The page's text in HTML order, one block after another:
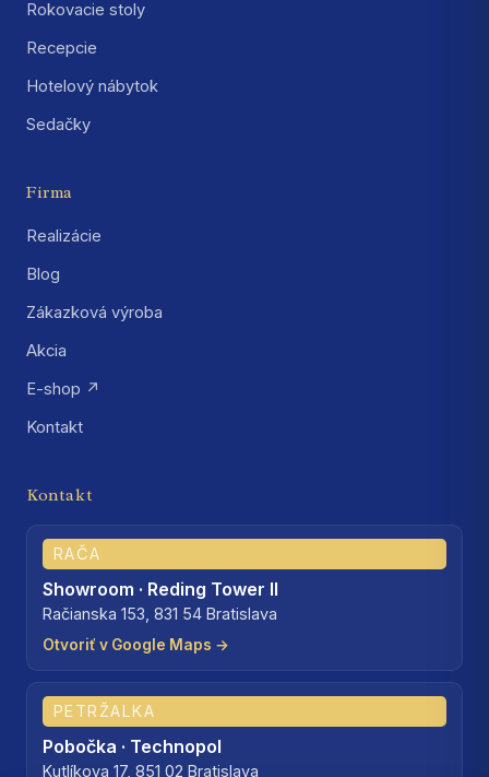
Rokovacie stoly
Recepcie
Hotelový nábytok
Sedačky
Firma
Realizácie
Blog
Zákazková výroba
Akcia
E-shop ↗
Kontakt
Kontakt
RAČA
Showroom · Reding Tower II
Račianska 153, 831 54 Bratislava
Otvoriť v Google Maps →
PETRŽALKA
Pobočka · Technopol
Kutlíkova 17, 851 02 Bratislava